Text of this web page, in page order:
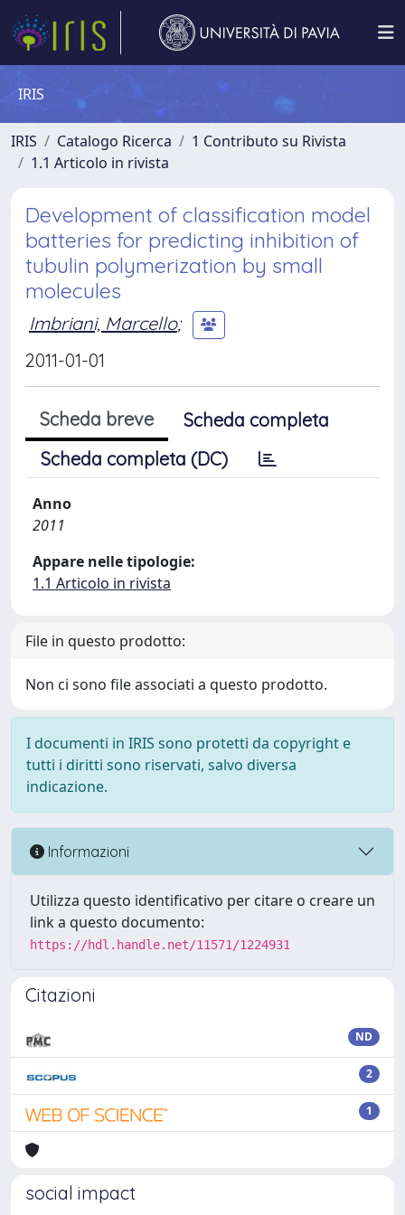
IRIS
IRIS Catalogo Ricerca
1 Contributo su Rivista
1.1 Articolo in rivista
Development of classification model
batteries for predicting inhibition of
tubulin polymerization by small
molecules
Imbriani, Marcello;
2011-01-01
Scheda breve
Scheda completa
Scheda completa (DC)
Anno
2011
Appare nelle tipologie:
1.1 Articolo in rivista
File in questo prodotto:
Non ci sono file associati a questo prodotto.
I documenti in IRIS sono protetti da copyright e
tutti i diritti sono riservati, salvo diversa
indicazione.
Informazioni
Utilizza questo identificativo per citare o creare un
link a questo documento:
https://hdl.handle.net/11571/1224931
Citazioni
ND
2
1
social impact